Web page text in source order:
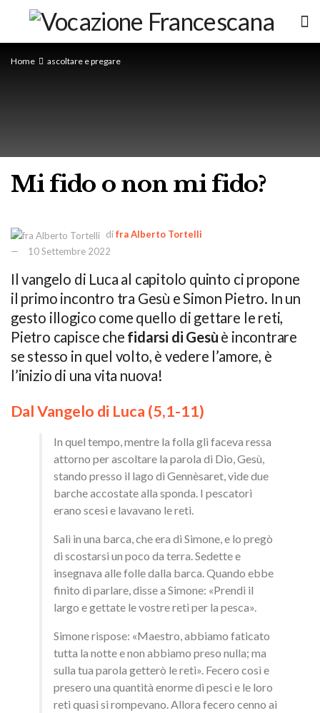
Home ascoltare e pregare
Mi fido o non mi fido?
difra Alberto Tortelli
10 Settembre 2022
Il vangelo di Luca al capitolo quinto ci propone
il primo incontro tra Gesù e Simon Pietro. In un
gesto illogico come quello di gettare le reti,
Pietro capisce che fidarsi di Gesù è incontrare
se stesso in quel volto, è vedere l’amore, è
l’inizio di una vita nuova!
Dal Vangelo di Luca (5,1-11)
In quel tempo, mentre la folla gli faceva ressa
attorno per ascoltare la parola di Dio, Gesù,
stando presso il lago di Gennèsaret, vide due
barche accostate alla sponda. I pescatori
erano scesi e lavavano le reti.
Salì in una barca, che era di Simone, e lo pregò
di scostarsi un poco da terra. Sedette e
insegnava alle folle dalla barca. Quando ebbe
finito di parlare, disse a Simone: «Prendi il
largo e gettate le vostre reti per la pesca».
Simone rispose: «Maestro, abbiamo faticato
tutta la notte e non abbiamo preso nulla; ma
sulla tua parola getterò le reti». Fecero così e
presero una quantità enorme di pesci e le loro
reti quasi si rompevano. Allora fecero cenno ai